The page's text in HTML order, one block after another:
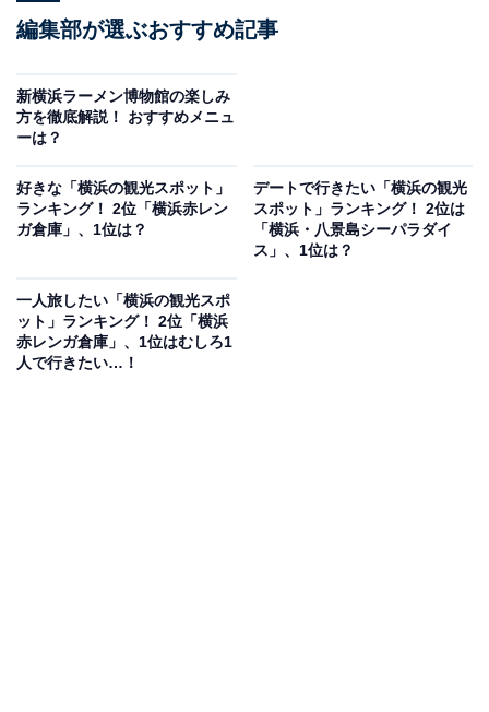
「らーめんの千草」の特徴は鶏100％の“純鶏”スープ。そ
のルーツはレイさんの実家、岩手県葛巻町で振るまわれ
ていたキジ汁だったようです。キジ汁は「そば」です
編集部が選ぶおすすめ記事
新横浜ラーメン博物館の楽しみ
方を徹底解説！ おすすめメニュ
ーは？
好きな「横浜の観光スポット」
ランキング！ 2位「横浜赤レン
ガ倉庫」、1位は？
デートで行きたい「横浜の観光
スポット」ランキング！ 2位は
「横浜・八景島シーパラダイ
ス」、1位は？
一人旅したい「横浜の観光スポ
ット」ランキング！ 2位「横浜
赤レンガ倉庫」、1位はむしろ1
人で行きたい…！